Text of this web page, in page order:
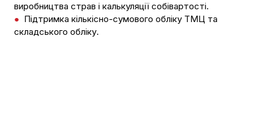
виробництва страв і калькуляції собівартості.
● Підтримка кількісно-сумового обліку ТМЦ та
складського обліку.